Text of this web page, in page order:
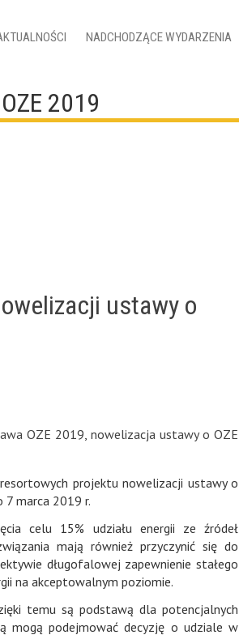
NADCHODZĄCE WYDARZENIA
2019
ustawy o
OZE 2019 nowelizacja ustawy o OZE
projektu nowelizacji ustawy o
7 marca 2019 r.
celu 15% udziału energii ze źródeł
mają również przyczynić się do
długofalowej zapewnienie stałego
na akceptowalnym poziomie.
temu są podstawą dla potencjalnych
mogą podejmować decyzję o udziale w